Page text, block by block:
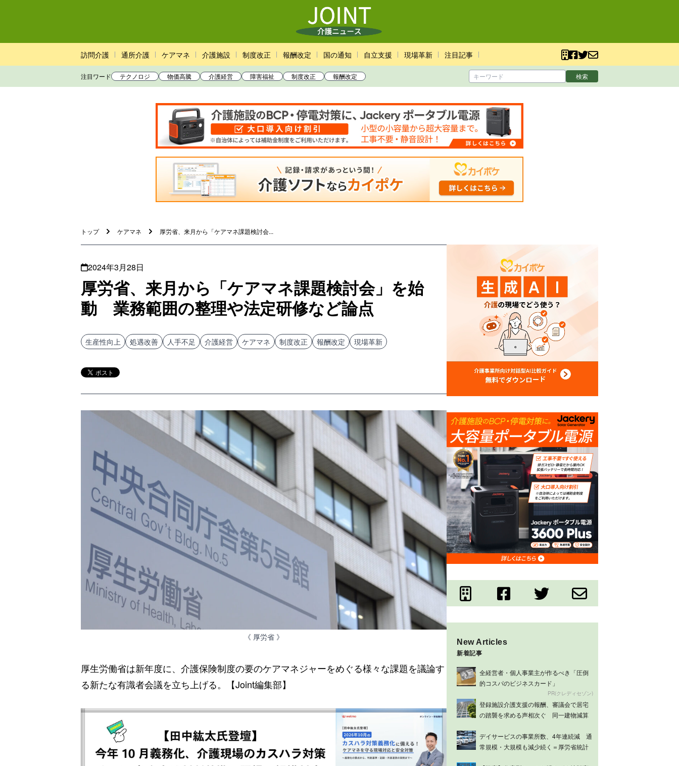
訪問介護 通所介護 ケアマネ 介護施設 制度改正 報酬改定 国の通知 自立支援 現場革新 注目記事
注目ワード テクノロジ 物価高騰 介護経営 障害福祉 制度改正 報酬改定 検索
トップ ケアマネ 厚労省、来月から「ケアマネ課題検討会...
2024年3月28日
厚労省、来月から「ケアマネ課題検討会」を始
動 業務範囲の整理や法定研修など論点
生産性向上 処遇改善 人手不足 介護経営 ケアマネ 制度改正 報酬改定 現場革新
《 厚労省 》
厚生労働省は新年度に、介護保険制度の要のケアマネジャーをめぐる様々な課題を議論す
る新たな有識者会議を立ち上げる。【Joint編集部】
New Articles
新着記事
全経営者・個人事業主が作るべき「圧倒
的コスパのビジネスカード」
PR(クレディセゾン)
登録施設介護支援の報酬、審議会で居宅
の踏襲を求める声相次ぐ 同一建物減算
デイサービスの事業所数、4年連続減 通
常規模・大規模も減少続く＝厚労省統計